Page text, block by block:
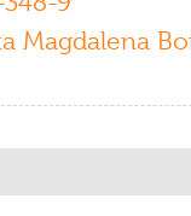
Magdalena